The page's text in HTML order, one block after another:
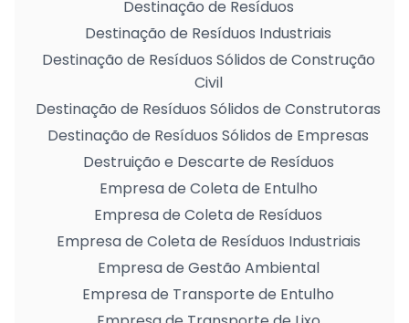
Destinação de Resíduos
Destinação de Resíduos Industriais
Destinação de Resíduos Sólidos de Construção
Civil
Destinação de Resíduos Sólidos de Construtoras
Destinação de Resíduos Sólidos de Empresas
Destruição e Descarte de Resíduos
Empresa de Coleta de Entulho
Empresa de Coleta de Resíduos
Empresa de Coleta de Resíduos Industriais
Empresa de Gestão Ambiental
Empresa de Transporte de Entulho